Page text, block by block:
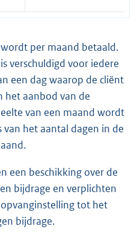
per maand betaald.
verschuldigd voor iedere
een dag waarop de cliënt
het aanbod van de
van een maand wordt
van het aantal dagen in de
een beschikking over de
bijdrage en verplichten
tot het
bijdrage.